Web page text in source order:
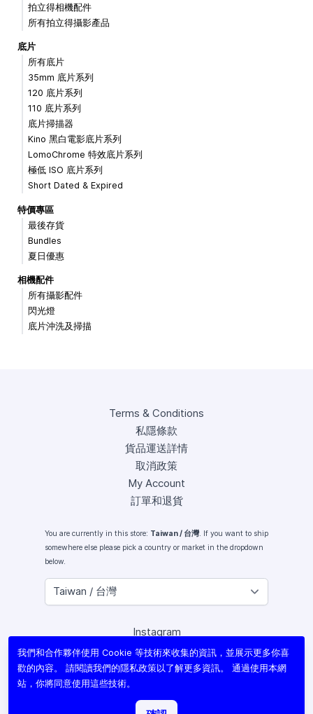
拍立得相機配件
所有拍立得攝影產品
底片
所有底片
35mm 底片系列
120 底片系列
110 底片系列
底片掃描器
Kino 黑白電影底片系列
LomoChrome 特效底片系列
極低 ISO 底片系列
Short Dated & Expired
特價專區
最後存貨
Bundles
夏日優惠
相機配件
所有攝影配件
閃光燈
底片沖洗及掃描
Terms & Conditions
私隱條款
貨品運送詳情
取消政策
My Account
訂單和退貨
You are currently in this store: Taiwan / 台灣. If you want to ship
somewhere else please pick a country or market in the dropdown
below.
Instagram
Facebook
X (Twitter)
Lomography
我們和合作夥伴使用 Cookie 等技術來收集的資訊，並展示更多你喜
歡的內容。 請閱讀我們的隱私政策以了解更多資訊。 通過使用本網
站，你將同意使用這些技術。